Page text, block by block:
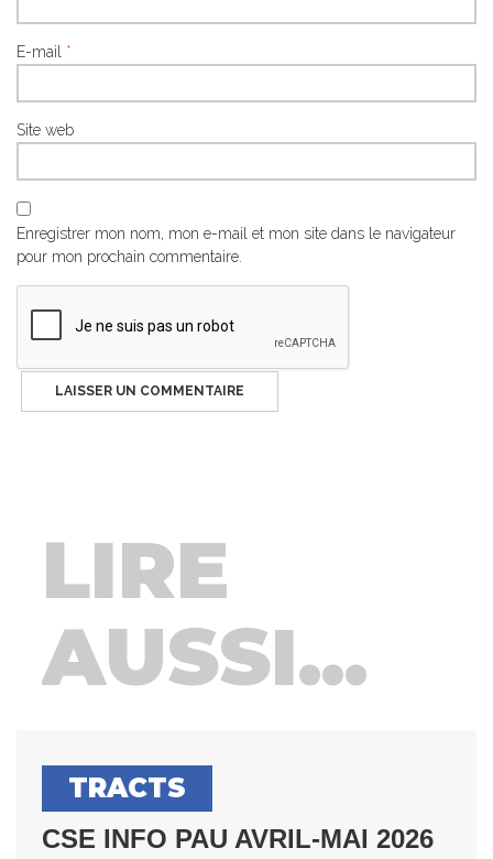
E-mail *
Site web
Enregistrer mon nom, mon e-mail et mon site dans le navigateur
pour mon prochain commentaire.
LIRE
AUSSI...
TRACTS
CSE INFO PAU AVRIL-MAI 2026